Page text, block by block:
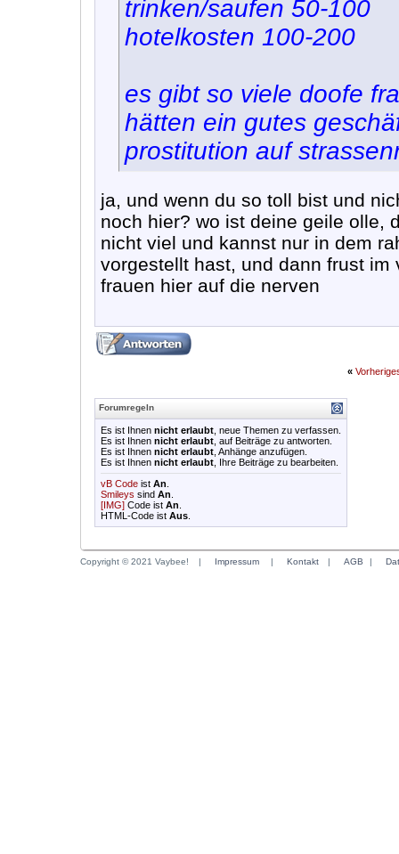
trinken/saufen 50-100
hotelkosten 100-200
es gibt so viele doofe
hätten ein gutes
prostitution auf
ja, und wenn du so toll bist und
noch hier? wo ist deine geile olle,
nicht viel und kannst nur in dem
vorgestellt hast, und dann frust
frauen hier auf die nerven
«
Forumregeln
Es ist Ihnen nicht erlaubt , neue Themen zu verfassen.
Es ist Ihnen nicht erlaubt , auf Beiträge zu antworten.
Es ist Ihnen nicht erlaubt , Anhänge anzufügen.
Es ist Ihnen nicht erlaubt , Ihre Beiträge zu bearbeiten.
vB Code ist An
Smileys sind An
[IMG] Code ist An
HTML-Code ist Aus
Copyright © 2021 Vaybee! | Impressum | Kontakt | AGB |